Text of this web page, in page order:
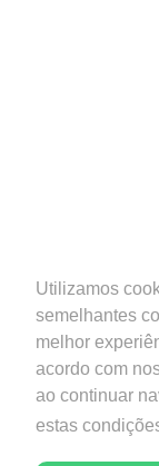
Utilizamos
semelhantes
melhor
acordo com
ao continuar
estas
Siga-